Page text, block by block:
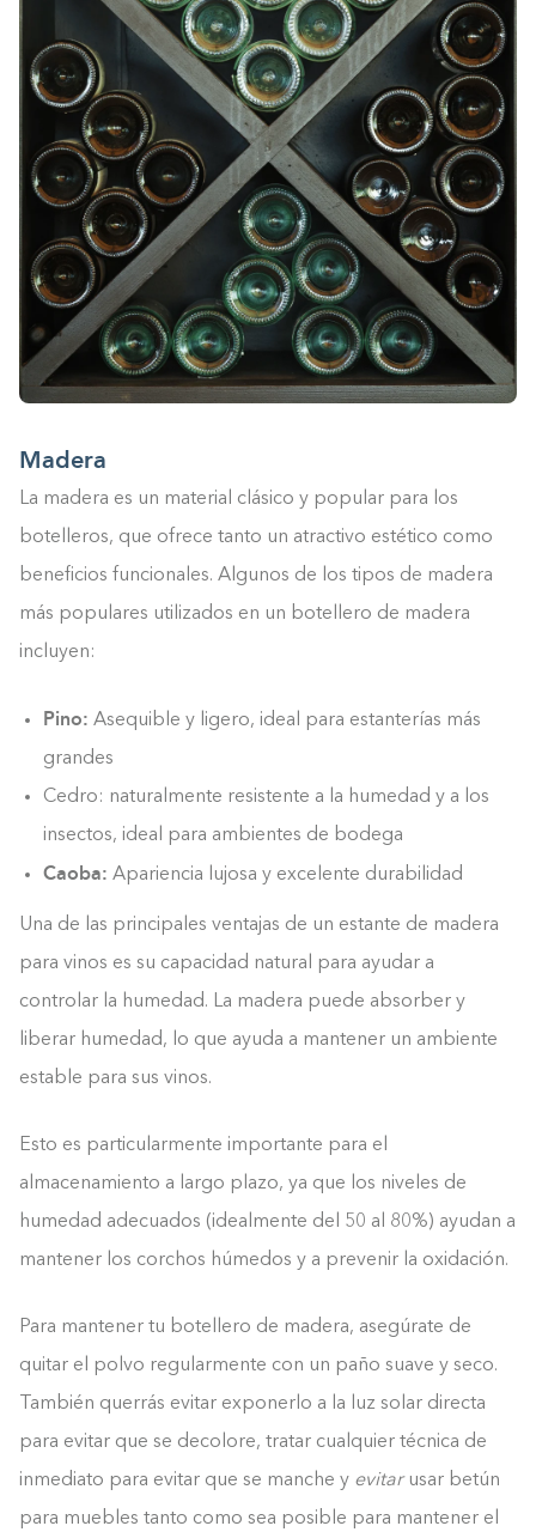
Madera
La madera es un material clásico y popular para los
botelleros, que ofrece tanto un atractivo estético como
beneficios funcionales. Algunos de los tipos de madera
más populares utilizados en un botellero de madera
incluyen:
Pino: Asequible y ligero, ideal para estanterías más
grandes
Cedro: naturalmente resistente a la humedad y a los
insectos, ideal para ambientes de bodega
Caoba: Apariencia lujosa y excelente durabilidad
Una de las principales ventajas de un estante de madera
para vinos es su capacidad natural para ayudar a
controlar la humedad. La madera puede absorber y
liberar humedad, lo que ayuda a mantener un ambiente
estable para sus vinos.
Esto es particularmente importante para el
almacenamiento a largo plazo, ya que los niveles de
humedad adecuados (idealmente del 50 al 80%) ayudan a
mantener los corchos húmedos y a prevenir la oxidación.
Para mantener tu botellero de madera, asegúrate de
quitar el polvo regularmente con un paño suave y seco.
También querrás evitar exponerlo a la luz solar directa
para evitar que se decolore, tratar cualquier técnica de
inmediato para evitar que se manche y evitar usar betún
para muebles tanto como sea posible para mantener el
Construyendo el